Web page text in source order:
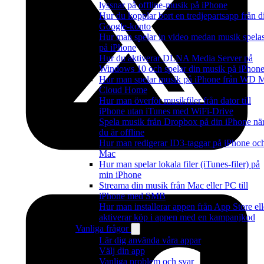
lyssnar på offline-musik på iPhone
Hur du kopplar bort en tredjepartsapp från
Google-konto
Hur man spelar in video medan musik
på iPhone
Hur du aktiverar DLNA Media Server på
Windows 10 och spelar din musik på iPhone
Hur man spelar musik på iPhone från WD
Cloud Home
Hur man överför musikfiler från dator till
iPhone utan iTunes med WiFi-Drive
Spela musik från Dropbox på din iPhone
du är offline
Hur man redigerar ID3-taggar på iPhone
Mac
Hur man spelar lokala filer (iTunes-filer) på
min iPhone
Streama din musik från Mac eller PC till
iPhone med SMB
Hur man installerar appen från App Store
aktiverar köp i appen med en kampanjkod
Vanliga frågor
Lär dig använda våra appar
Välj din app
Vanliga problem och svar